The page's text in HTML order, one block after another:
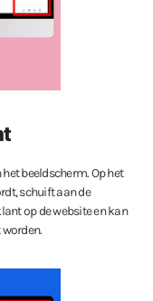
beeldscherm. Op het
schuift aan de
op de website en kan